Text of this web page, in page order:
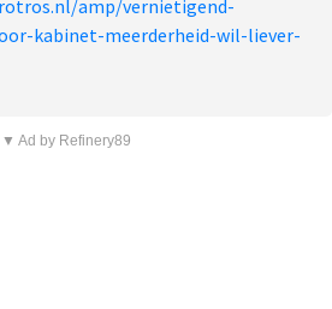
amp/vernietigend-
kabinet-meerderheid-wil-liever-
▼ Ad by Refinery89